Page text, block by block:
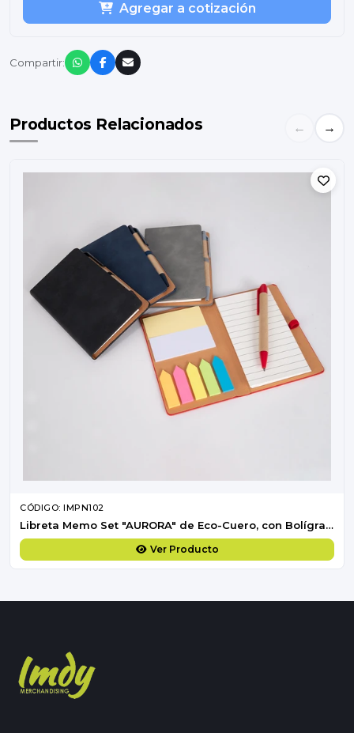
Agregar a cotización
Compartir:
Productos Relacionados ← →
CÓDIGO: IMPN102
Libreta Memo Set "AURORA" de Eco-Cuero, con Bolígrafo.
Ver Producto